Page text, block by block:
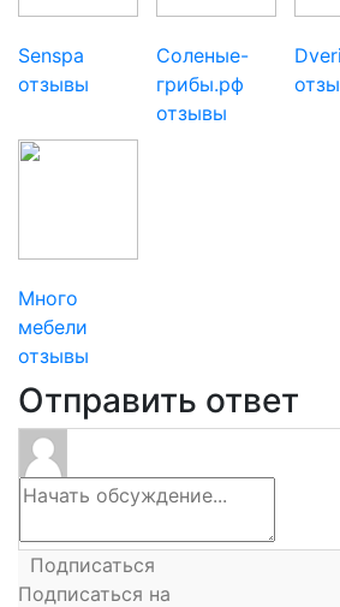
Senspa
отзывы
Соленые-
грибы.рф
отзывы
Много
мебели
отзывы
Отправить ответ
Подписаться
Подписаться на